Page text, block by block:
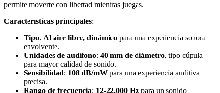
permite moverte con libertad mientras juegas.
Características principales:
Tipo: Al aire libre, dinámico para una experiencia sonora
envolvente.
Unidades de audífono: 40 mm de diámetro, tipo cúpula
para mayor calidad de sonido.
Sensibilidad: 108 dB/mW para una experiencia auditiva
precisa.
Rango de frecuencia: 12-22.000 Hz para un sonido